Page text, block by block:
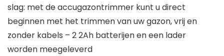
slag: met de accugazontrimmer kunt u direct
beginnen met het trimmen van uw gazon, vrij en
zonder kabels – 2 2Ah batterijen en een lader
worden meegeleverd